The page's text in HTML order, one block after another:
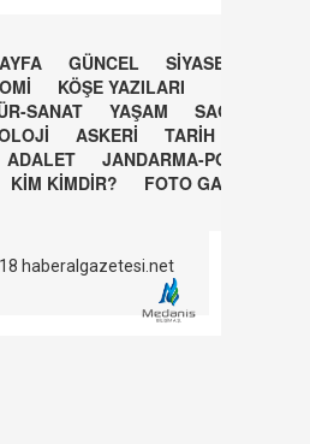
GÜNCEL
SİYASET
KÖŞE YAZILARI
SANAT
YAŞAM
SAĞLIK
ASKERİ
TARİH
ADALET
JANDARMA-POLİS
KİM KİMDİR? FOTO GALERİ
haberalgazetesi.net